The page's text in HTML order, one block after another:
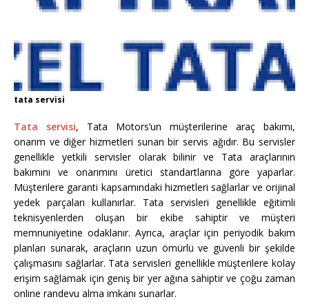
tata servisi
Tata servisi, Tata Motors’un müşterilerine araç bakımı,
onarım ve diğer hizmetleri sunan bir servis ağıdır. Bu servisler
genellikle yetkili servisler olarak bilinir ve Tata araçlarının
bakımını ve onarımını üretici standartlarına göre yaparlar.
Müşterilere garanti kapsamındaki hizmetleri sağlarlar ve orijinal
yedek parçaları kullanırlar. Tata servisleri genellikle eğitimli
teknisyenlerden oluşan bir ekibe sahiptir ve müşteri
memnuniyetine odaklanır. Ayrıca, araçlar için periyodik bakım
planları sunarak, araçların uzun ömürlü ve güvenli bir şekilde
çalışmasını sağlarlar. Tata servisleri genellikle müşterilere kolay
erişim sağlamak için geniş bir yer ağına sahiptir ve çoğu zaman
online randevu alma imkanı sunarlar.